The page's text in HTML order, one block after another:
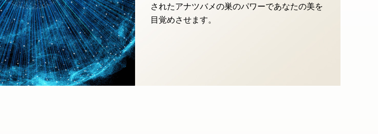
されたアナツバメの巣のパワーであなたの美を
目覚めさせます。